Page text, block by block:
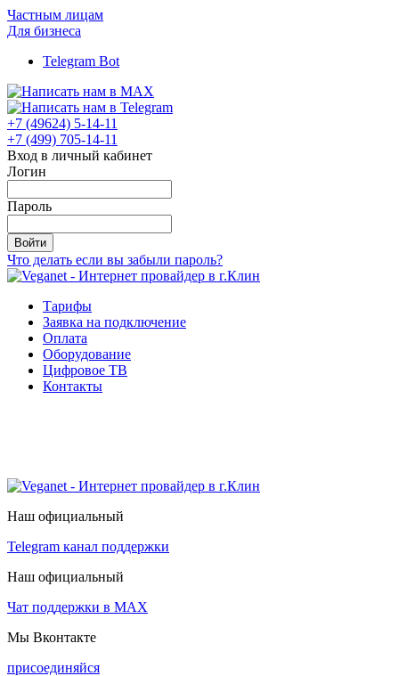
Частным лицам
Для бизнеса
Telegram Bot
+7 (49624) 5-14-11
+7 (499) 705-14-11
Вход в личный кабинет
Логин
Пароль
Войти
Что делать если вы забыли пароль?
Тарифы
Заявка на подключение
Оплата
Оборудование
Цифровое ТВ
Контакты
Наш официальный
Telegram канал поддержки
Наш официальный
Чат поддержки в МАХ
Мы Вконтакте
присоединяйся